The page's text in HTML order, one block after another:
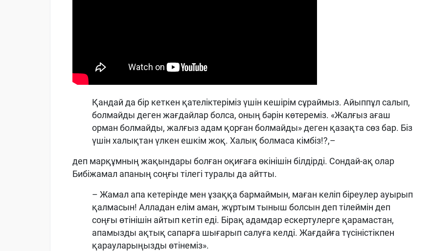
Қандай да бір кеткен қателіктеріміз үшін кешірім сұраймыз. Айыппұл салып,
болмайды деген жағдайлар болса, оның бәрін көтереміз. «Жалғыз ағаш
орман болмайды, жалғыз адам қорған болмайды» деген қазақта сөз бар. Біз
үшін халықтан үлкен ешкім жоқ. Халық болмаса кімбіз!?,–
деп марқұмның жақындары болған оқиғаға өкінішін білдірді. Сондай-ақ олар
Бибіжамал апаның соңғы тілегі туралы да айтты.
– Жамал апа кетерінде мен ұзаққа бармаймын, маған келіп біреулер ауырып
қалмасын! Алладан елім аман, жұртым тыныш болсын деп тілеймін деп
соңғы өтінішін айтып кетіп еді. Бірақ адамдар ескертулерге қарамастан,
апамызды ақтық сапарға шығарып салуға келді. Жағдайға түсіністікпен
қарауларыңызды өтінеміз».